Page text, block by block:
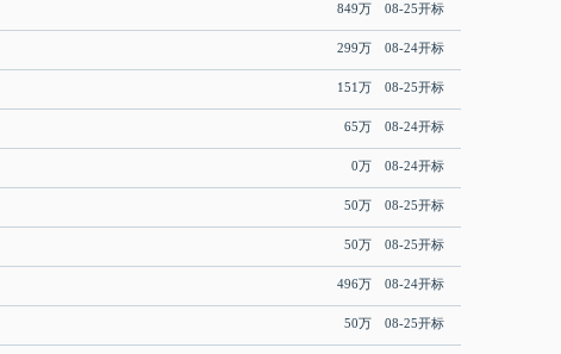
849万 08-25开标
299万 08-24开标
151万 08-25开标
65万 08-24开标
0万 08-24开标
50万 08-25开标
50万 08-25开标
496万 08-24开标
50万 08-25开标